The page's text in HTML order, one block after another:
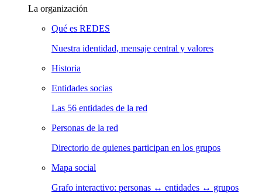
La organización
Qué es REDES
Nuestra identidad, mensaje central y valores
Historia
Entidades socias
Las 56 entidades de la red
Personas de la red
Directorio de quienes participan en los grupos
Mapa social
Grafo interactivo: personas ↔ entidades ↔ grupos